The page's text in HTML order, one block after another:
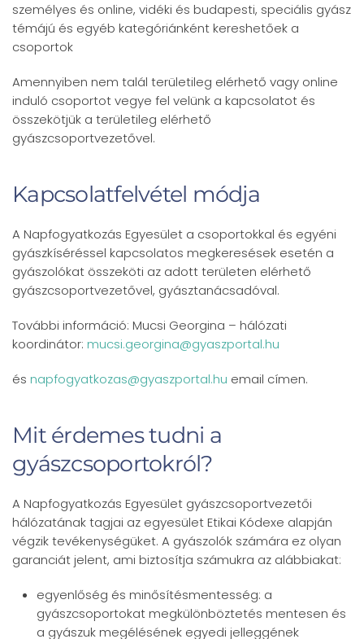
személyes és online, vidéki és budapesti, speciális gyász
témájú és egyéb kategóriánként kereshetőek a
csoportok
Amennyiben nem talál területileg elérhető vagy online
induló csoportot vegye fel velünk a kapcsolatot és
összekötjük a területileg elérhető
gyászcsoportvezetővel.
Kapcsolatfelvétel módja
A Napfogyatkozás Egyesület a csoportokkal és egyéni
gyászkíséréssel kapcsolatos megkeresések esetén a
gyászolókat összeköti az adott területen elérhető
gyászcsoportvezetővel, gyásztanácsadóval.
További információ: Mucsi Georgina – hálózati
koordinátor: mucsi.georgina@gyaszportal.hu
és napfogyatkozas@gyaszportal.hu email címen.
Mit érdemes tudni a
gyászcsoportokról?
A Napfogyatkozás Egyesület gyászcsoportvezetői
hálózatának tagjai az egyesület Etikai Kódexe alapján
végzik tevékenységüket. A gyászolók számára ez olyan
garanciát jelent, ami biztosítja számukra az alábbiakat:
egyenlőség és minősítésmentesség: a
gyászcsoportokat megkülönböztetés mentesen és
a gyászuk megélésének egyedi jelleggének